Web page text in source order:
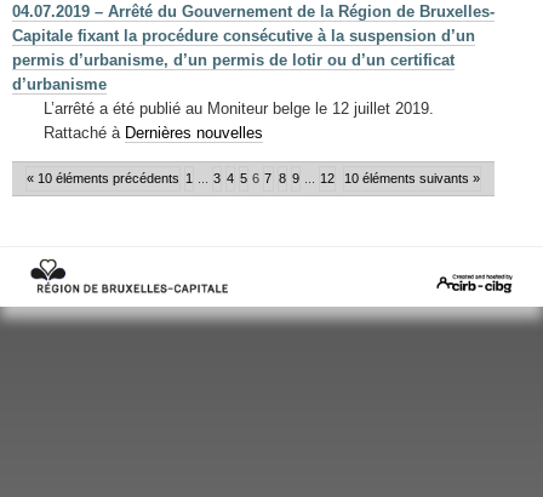
04.07.2019 – Arrêté du Gouvernement de la Région de Bruxelles-
Capitale fixant la procédure consécutive à la suspension d’un
permis d’urbanisme, d’un permis de lotir ou d’un certificat
d’urbanisme
L’arrêté a été publié au Moniteur belge le 12 juillet 2019.
Rattaché à Dernières nouvelles
« 10 éléments précédents 10 éléments suivants »
1 3 4 5 6 7 8 9 12